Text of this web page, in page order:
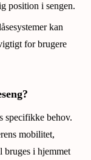
position i sengen.
kan
for brugere
specifikke behov.
mobilitet,
bruges i hjemmet